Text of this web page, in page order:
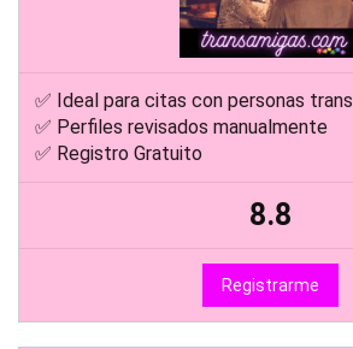
✅ Ideal para citas con personas trans
✅ Perfiles revisados manualmente
✅ Registro Gratuito
8.8
Registrarme